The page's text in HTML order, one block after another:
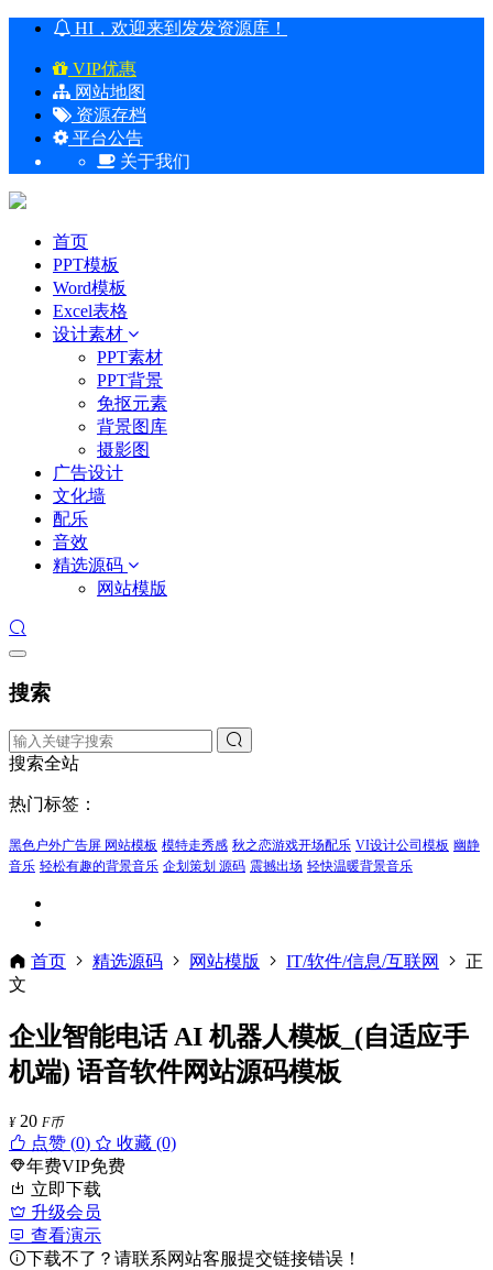
HI，欢迎来到发发资源库！
VIP优惠
网站地图
资源存档
平台公告
关于我们
首页
PPT模板
Word模板
Excel表格
设计素材
PPT素材
PPT背景
免抠元素
背景图库
摄影图
广告设计
文化墙
配乐
音效
精选源码
网站模版
搜索
搜索全站
热门标签：
黑色户外广告屏 网站模板 模特走秀感 秋之恋游戏开场配乐 VI设计公司模板 幽静
音乐 轻松有趣的背景音乐 企划策划 源码 震撼出场 轻快温暖背景音乐
首页 精选源码 网站模版 IT/软件/信息/互联网
正
文
企业智能电话 AI 机器人模板_(自适应手
机端) 语音软件网站源码模板
¥ 20 F币
点赞 (0)
收藏 (0)
年费VIP免费
立即下载
升级会员
查看演示
下载不了？请联系网站客服提交链接错误！